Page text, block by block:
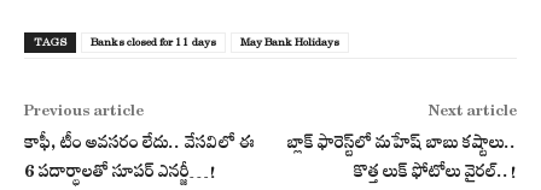
TAGS Banks closed for 11 days May Bank Holidays
Previous article
కాఫీ, టీం అవసరం లేదు.. వేసవిలో ఈ
6 పదార్థాలతో సూపర్ ఎనర్జీ…!
Next article
బ్లాక్ ఫారెస్ట్‌లో మహేష్ బాబు కష్టాలు..
కొత్త లుక్ ఫోటోలు వైరల్..!